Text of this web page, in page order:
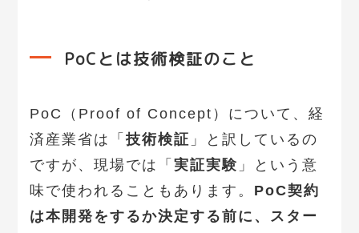
PoCとは技術検証のこと
PoC（Proof of Concept）について、経
済産業省は「技術検証 」と訳しているの
ですが、現場では「実証実験 」という意
味で使われることもあります。 PoC契約
は本開発をするか決定する前に、スター